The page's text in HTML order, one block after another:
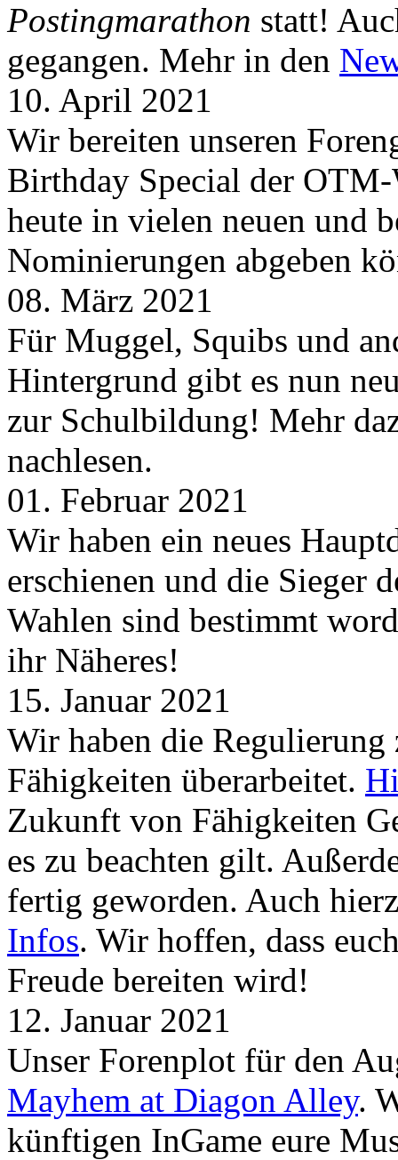
Postingmarathon statt!
gegangen. Mehr in den
10. April 2021
Wir bereiten unseren
Birthday Special der
heute in vielen neuen und
Nominierungen abgeben
08. März 2021
Für Muggel, Squibs und
Hintergrund gibt es nun
zur Schulbildung! Mehr
nachlesen.
01. Februar 2021
Wir haben ein neues
erschienen und die Sieger
Wahlen sind bestimmt
ihr Näheres!
15. Januar 2021
Wir haben die
Fähigkeiten überarbeitet.
Zukunft von Fähigkeiten
es zu beachten gilt.
fertig geworden. Auch
Infos. Wir hoffen, dass
Freude bereiten wird!
12. Januar 2021
Unser Forenplot für den
Mayhem at Diagon Alley.
künftigen InGame eure